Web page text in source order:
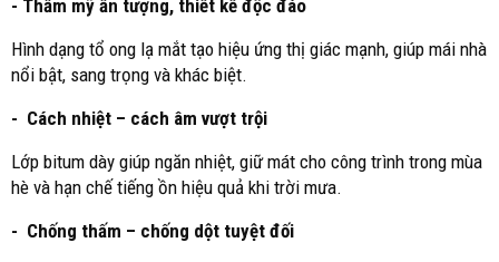
- Thẩm mỹ ấn tượng, thiết kế độc đáo
Hình dạng tổ ong lạ mắt tạo hiệu ứng thị giác mạnh, giúp mái nhà
nổi bật, sang trọng và khác biệt.
- Cách nhiệt – cách âm vượt trội
Lớp bitum dày giúp ngăn nhiệt, giữ mát cho công trình trong mùa
hè và hạn chế tiếng ồn hiệu quả khi trời mưa.
- Chống thấm – chống dột tuyệt đối